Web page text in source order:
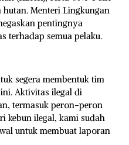
Menteri Lingkungan
pentingnya
terhadap semua pelaku.
segera membentuk tim
Aktivitas ilegal di
termasuk peron-peron
kebun ilegal, kami sudah
untuk membuat laporan